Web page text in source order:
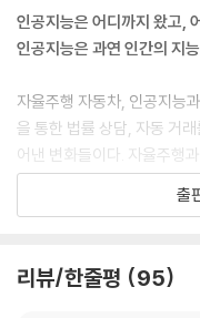
인공지능은 어디까지 왔고,
인공지능은 과연 인간의 지
자율주행 자동차, 인공지능
을 통한 법률 상담, 자동 거
어낸 변화들이다. 자율주행
자세히 살펴보자.
있게 되면 자연스럽게 소유
출
리뷰/한줄평 95